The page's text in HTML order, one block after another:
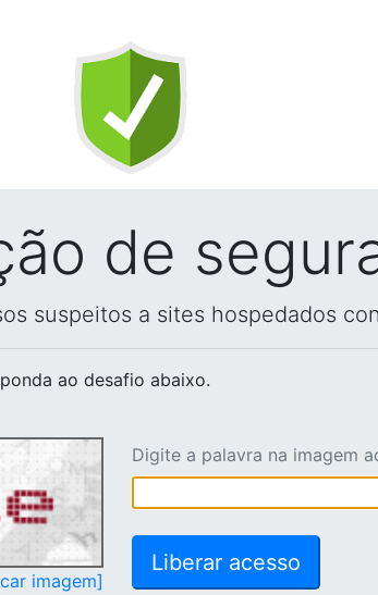
de
suspeitos a sites hospedados
ao desafio abaixo.
imagem]
Digite a palavra na imagem